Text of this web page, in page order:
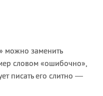
можно заменить
словом «ошибочно»,
писать его слитно —